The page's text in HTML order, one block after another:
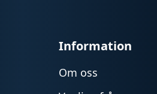
Information
Om oss